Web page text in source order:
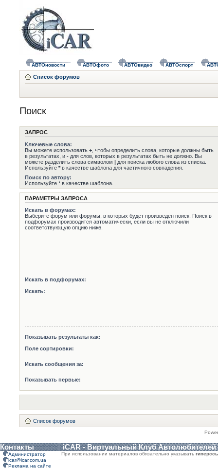
АВТОновости АВТОфото АВТОвидео АВТОспорт
Список форумов
Поиск
ЗАПРОС
Ключевые слова:
Вы можете использовать + , чтобы определить слова, которые должны быть
в результатах, и - для слов, которых в результатах быть не должно. Вы
можете разделить слова символом | для поиска любого слова из списка.
Используйте * в качестве шаблона для частичного совпадения.
Поиск по автору:
Используйте * в качестве шаблона.
ПАРАМЕТРЫ ЗАПРОСА
Искать в форумах:
Выберите форум или форумы, в которых будет произведен поиск. Поиск в
подфорумах производится автоматически, если вы не отключили
соответствующую опцию ниже.
Искать в подфорумах:
Искать:
Показывать результаты как:
Поле сортировки:
Искать сообщения за:
Показывать первые:
Список форумов
Контакты iCAR - Виртуальный Клуб Автолюбителей
Администратор
icar@icar.com.ua
Реклама на сайте
При использовании материалов обязательно указывать